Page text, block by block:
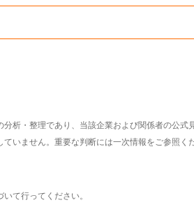
析・整理であり、当該企業および関係者の公式
いません。重要な判断には一次情報をご参照く
て行ってください。